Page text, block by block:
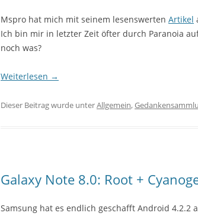
Mspro hat mich mit seinem lesenswerten Artikel
Ich bin mir in letzter Zeit öfter durch Paranoia
noch was?
Weiterlesen →
Dieser Beitrag wurde unterAllgemein,
Galaxy Note 8.0: Root +
Samsung hat es endlich geschafft Android 4.2.2